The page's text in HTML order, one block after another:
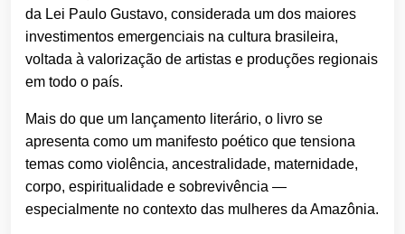
da Lei Paulo Gustavo, considerada um dos maiores
investimentos emergenciais na cultura brasileira,
voltada à valorização de artistas e produções regionais
em todo o país.
Mais do que um lançamento literário, o livro se
apresenta como um manifesto poético que tensiona
temas como violência, ancestralidade, maternidade,
corpo, espiritualidade e sobrevivência —
especialmente no contexto das mulheres da Amazônia.